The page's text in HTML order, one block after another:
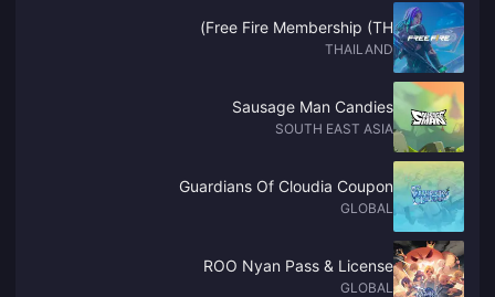
Free Fire Membership (TH)
THAILAND
Sausage Man Candies
SOUTH EAST ASIA
Guardians Of Cloudia Coupon
GLOBAL
ROO Nyan Pass & License
GLOBAL